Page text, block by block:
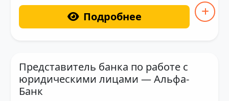
Подробнее
Представитель банка по работе с
юридическими лицами — Альфа-
Банк